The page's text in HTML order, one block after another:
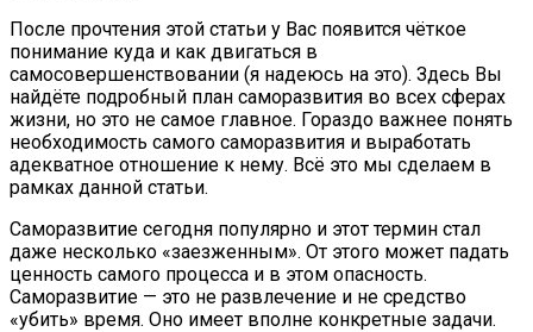
После прочтения этой статьи у Вас появится чёткое
понимание куда и как двигаться в
самосовершенствовании (я надеюсь на это). Здесь Вы
найдёте подробный план саморазвития во всех сферах
жизни, но это не самое главное. Гораздо важнее понять
необходимость самого саморазвития и выработать
адекватное отношение к нему. Всё это мы сделаем в
рамках данной статьи.
Саморазвитие сегодня популярно и этот термин стал
даже несколько «заезженным». От этого может падать
ценность самого процесса и в этом опасность.
Саморазвитие — это не развлечение и не средство
«убить» время. Оно имеет вполне конкретные задачи.